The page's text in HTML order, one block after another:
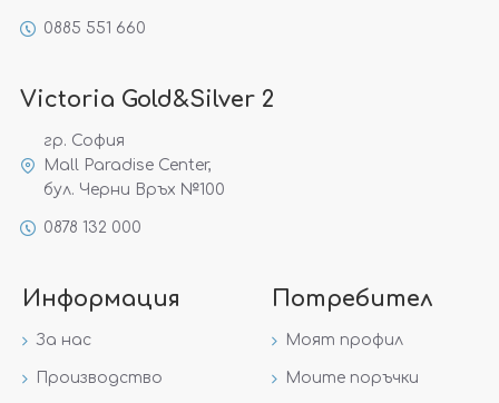
0885 551 660
Victoria Gold&Silver 2
гр. София
Mall Paradise Center,
бул. Черни Връх №100
0878 132 000
Информация
За нас
Производство
Потребител
Моят профил
Моите поръчки